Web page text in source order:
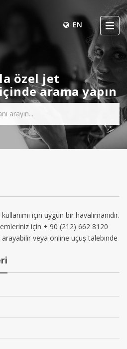
EN
özel jet
arama yapın
için uygun bir havalimanıdır.
için + 90 (212) 662 8120
veya online uçuş talebinde